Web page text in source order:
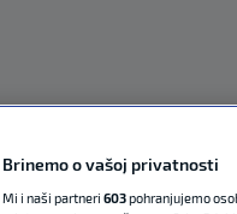
Brinemo o vašoj privatnosti
Mi i naši partneri 603pohranjujemo